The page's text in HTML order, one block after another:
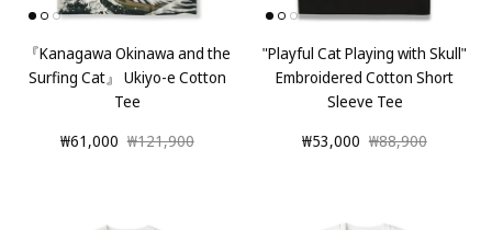
『Kanagawa Okinawa and the
Surfing Cat』 Ukiyo-e Cotton
Tee
₩61,000 ₩121,900
"Playful Cat Playing with Skull"
Embroidered Cotton Short
Sleeve Tee
₩53,000 ₩88,900